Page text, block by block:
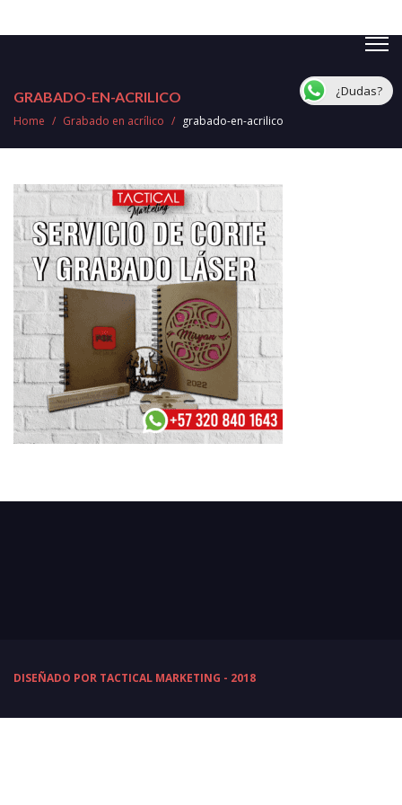
GRABADO-EN-ACRILICO
Home / Grabado en acrílico / grabado-en-acrilico
DISEÑADO POR TACTICAL MARKETING - 2018
¿Dudas?